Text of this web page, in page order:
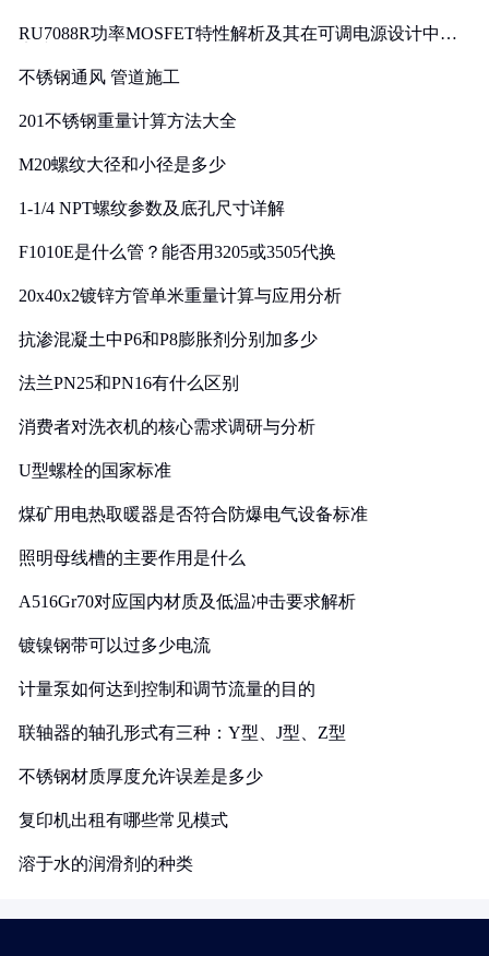
RU7088R功率MOSFET特性解析及其在可调电源设计中的
不锈钢通风 管道施工
201不锈钢重量计算方法大全
M20螺纹大径和小径是多少
1-1/4 NPT螺纹参数及底孔尺寸详解
F1010E是什么管？能否用3205或3505代换
20x40x2镀锌方管单米重量计算与应用分析
抗渗混凝土中P6和P8膨胀剂分别加多少
法兰PN25和PN16有什么区别
消费者对洗衣机的核心需求调研与分析
U型螺栓的国家标准
煤矿用电热取暖器是否符合防爆电气设备标准
照明母线槽的主要作用是什么
A516Gr70对应国内材质及低温冲击要求解析
镀镍钢带可以过多少电流
计量泵如何达到控制和调节流量的目的
联轴器的轴孔形式有三种：Y型、J型、Z型
不锈钢材质厚度允许误差是多少
复印机出租有哪些常见模式
溶于水的润滑剂的种类